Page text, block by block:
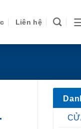
Liên hệ